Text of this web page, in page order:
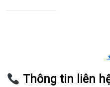
Thông tin liên